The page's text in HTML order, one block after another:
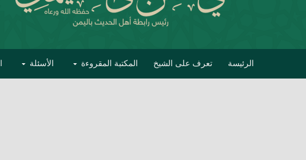
الرئيسة تعرف على الشيخ المكتبة المقروءة الأسئلة